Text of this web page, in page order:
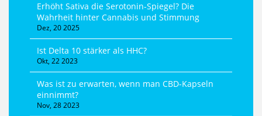
Erhöht Sativa die Serotonin-Spiegel? Die
Wahrheit hinter Cannabis und Stimmung
Dez, 20 2025
Ist Delta 10 stärker als HHC?
Okt, 22 2023
Was ist zu erwarten, wenn man CBD-Kapseln
einnimmt?
Nov, 28 2023